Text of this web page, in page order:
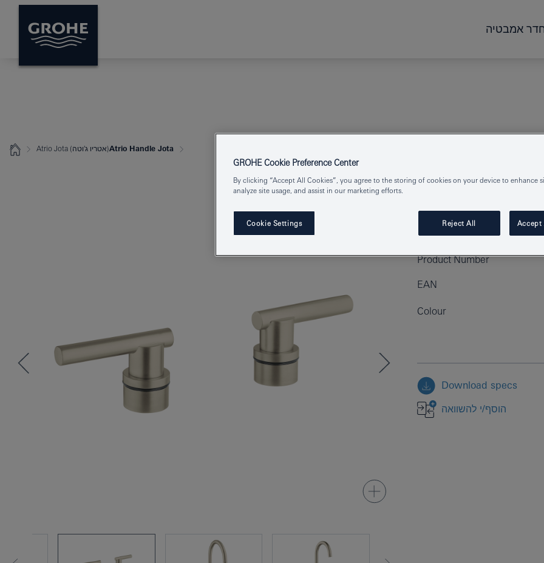
אמבטיה
Atrio Jota (אטריו ג'וטה)Atrio Handle Jota
Product Number
EAN
Colour
Download specs
הוסף/י להשוואה
GROHE Cookie Preference Center
By clicking “Accept All Cookies”, you agree to the storing of cookies on your device to enhance
analyze site usage, and assist in our marketing efforts.
Cookie Settings Reject All Accept